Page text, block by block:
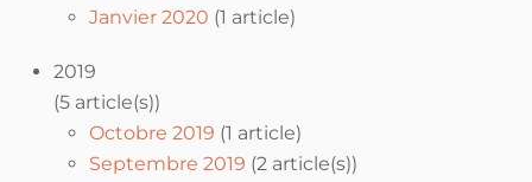
Janvier 2020 (1 article)
2019
(5 article(s))
Octobre 2019 (1 article)
Septembre 2019 (2 article(s))